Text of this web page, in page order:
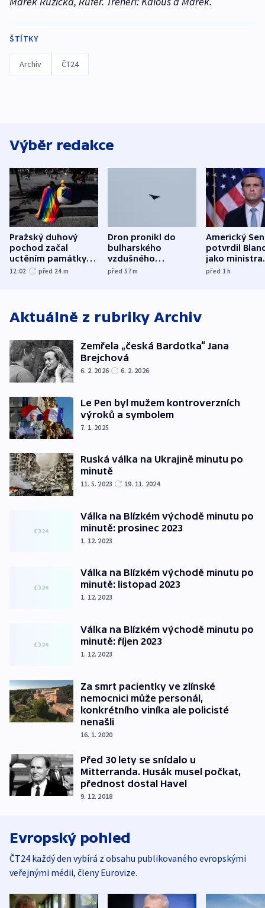
ŠTÍTKY
Archiv ČT24
Výběr redakce
Pražský duhový
pochod začal
uctěním památky
obětí berlínského
12:02 před 24 m
Dron pronikl do
bulharského
vzdušného
prostoru,
před 57m
Americký
potvrdil
jako ministra
před 1h
Aktuálně z rubriky Archiv
Zemřela „česká Bardotka“ Jana
Brejchová
6. 2. 2026 6. 2. 2026
Le Pen byl mužem kontroverzních
výroků a symbolem
7. 1. 2025
Ruská válka na Ukrajině minutu po
minutě
11. 5. 2023 19. 11. 2024
Válka na Blízkém východě minutu po
minutě: prosinec 2023
1. 12. 2023
Válka na Blízkém východě minutu po
minutě: listopad 2023
1. 12. 2023
Válka na Blízkém východě minutu po
minutě: říjen 2023
1. 12. 2023
Za smrt pacientky ve zlínské
nemocnici může personál,
konkrétního viníka ale policisté
nenašli
16. 1. 2020
Před 30 lety se snídalo u
Mitterranda. Husák musel počkat,
přednost dostal Havel
9. 12. 2018
Evropský pohled
ČT24 každý den vybírá z obsahu publikovaného evropskými
veřejnými médii, členy Eurovize.